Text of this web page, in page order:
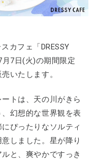
カフェ「DRESSY
7日(火)の期間限定
いたします。
トは、天の川がきら
幻想的な世界観を表
ぴったりなソルティ
しました。星が降り
と、爽やかですっき